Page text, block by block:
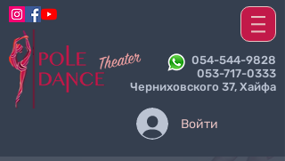
054-544-9828
053-717-0333
Черниховского 37, Хайфа
Войти